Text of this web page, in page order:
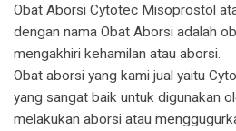
Obat Aborsi Cytotec Misoprostol
dengan nama Obat Aborsi adalah
mengakhiri kehamilan atau aborsi.
Obat aborsi yang kami jual yaitu
yang sangat baik untuk digunakan
melakukan aborsi atau